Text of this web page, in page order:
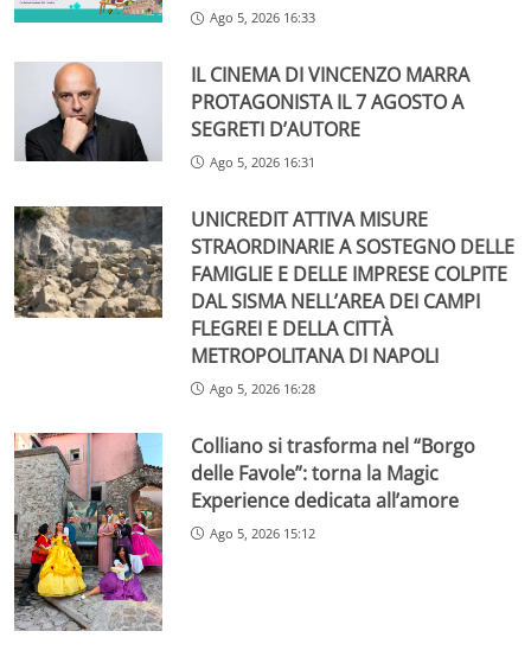
Ago 5, 2026 16:33
IL CINEMA DI VINCENZO MARRA
PROTAGONISTA IL 7 AGOSTO A
SEGRETI D’AUTORE
Ago 5, 2026 16:31
UNICREDIT ATTIVA MISURE
STRAORDINARIE A SOSTEGNO DELLE
FAMIGLIE E DELLE IMPRESE COLPITE
DAL SISMA NELL’AREA DEI CAMPI
FLEGREI E DELLA CITTÀ
METROPOLITANA DI NAPOLI
Ago 5, 2026 16:28
Colliano si trasforma nel “Borgo
delle Favole”: torna la Magic
Experience dedicata all’amore
Ago 5, 2026 15:12